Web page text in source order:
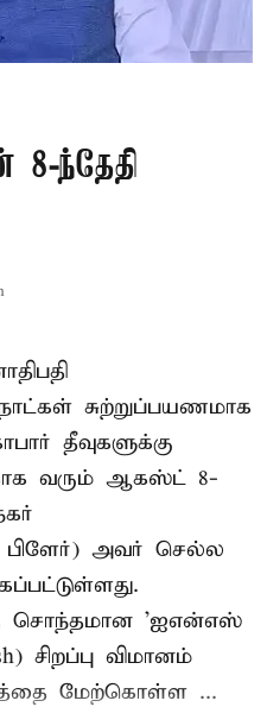
8-ந்தேதி
சுற்றுப்பயணமாக
தீவுகளுக்கு
வரும் ஆகஸ்ட் 8-
பிளேர்) அவர் செல்ல
சொந்தமான 'ஐஎன்எஸ்
சிறப்பு விமானம்
மேற்கொள்ள ...